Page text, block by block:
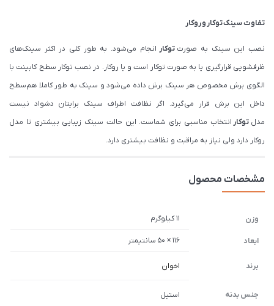
تفاوت سینکتوکاروروکار
نصب این سینک به صورتتوکار انجام می‌شود. به طور کلی در اکثر سینک‌های
ظرفشویی قرارگیری یا به صورت توکار است و یا روکار. در نصب توکار سطح کابینت با
الگوی برش مخصوص هر سینک برش داده می‌شود و سینک به طور کاملا هم‌سطح
داخل این برش قرار می‌گیرد. اگر نظافت اطراف سینک برایتان دشواد نیست
مدل توکارانتخاب مناسبی برای شماست. این حالت سینک زیبایی بیشتری تا مدل
روکار دارد ولی نیاز به مراقبت و نظافت بیشتری دارد.
مشخصات محصول
وزن 11 کیلوگرم
ابعاد 116 × 50 سانتیمتر
برند اخوان
جنس بدنه استیل